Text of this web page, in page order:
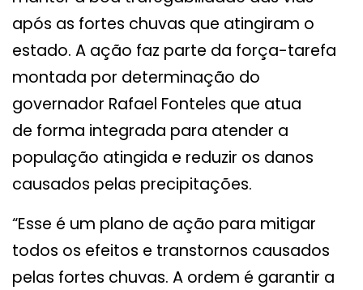
após as fortes chuvas que atingiram o
estado. A ação faz parte da força-tarefa
montada por determinação do
governador Rafael Fonteles que atua
de forma integrada para atender a
população atingida e reduzir os danos
causados pelas precipitações.
“Esse é um plano de ação para mitigar
todos os efeitos e transtornos causados
pelas fortes chuvas. A ordem é garantir a